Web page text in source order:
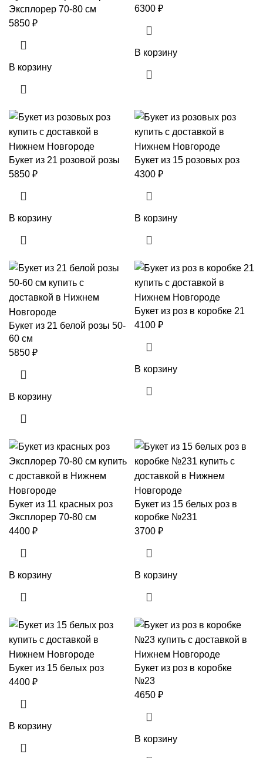
Эксплорер 70-80 см
5850 ₽
В корзину
6300 ₽
В корзину
Букет из 21 розовой розы
5850 ₽
В корзину
Букет из 15 розовых роз
4300 ₽
В корзину
Букет из 21 белой розы 50-
60 см
5850 ₽
В корзину
Букет из роз в коробке 21
4100 ₽
В корзину
Букет из 11 красных роз
Эксплорер 70-80 см
4400 ₽
В корзину
Букет из 15 белых роз в
коробке №231
3700 ₽
В корзину
Букет из 15 белых роз
4400 ₽
В корзину
Букет из роз в коробке
№23
4650 ₽
В корзину